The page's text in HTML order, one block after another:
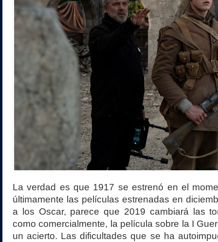
La verdad es que 1917 se estrenó en el
últimamente las películas estrenadas en
a los Oscar, parece que 2019 cambiará las
como comercialmente, la película sobre la I
un acierto. Las dificultades que se ha